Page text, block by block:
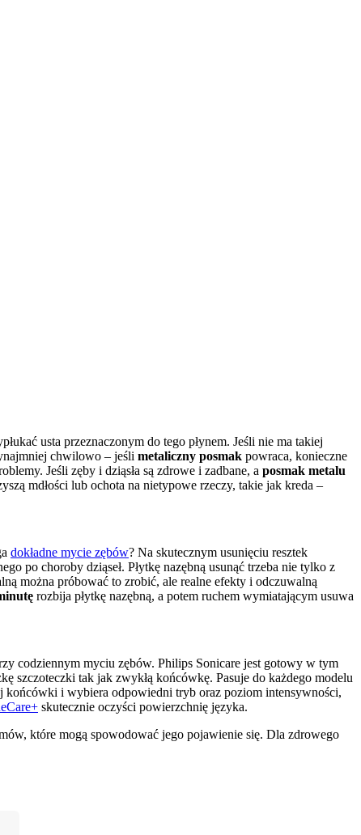
usta przeznaczonym do tego płynem. Jeśli nie ma takiej
chwilowo – jeśli metaliczny posmak powraca, konieczne
Jeśli zęby i dziąsła są zdrowe i zadbane, a posmak metalu
mdłości lub ochota na nietypowe rzeczy, takie jak kreda –
dokładne mycie zębów? Na skutecznym usunięciu resztek
po choroby dziąseł. Płytkę nazębną usunąć trzeba nie tylko z
można próbować to zrobić, ale realne efekty i odczuwalną
rozbija płytkę nazębną, a potem ruchem wymiatającym usuwa
codziennym myciu zębów. Philips Sonicare jest gotowy w tym
końcówki i wybiera odpowiedni tryb oraz poziom intensywności,
skutecznie oczyści powierzchnię języka.
które mogą spowodować jego pojawienie się. Dla zdrowego